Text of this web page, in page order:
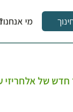
מי
של אלחריזי